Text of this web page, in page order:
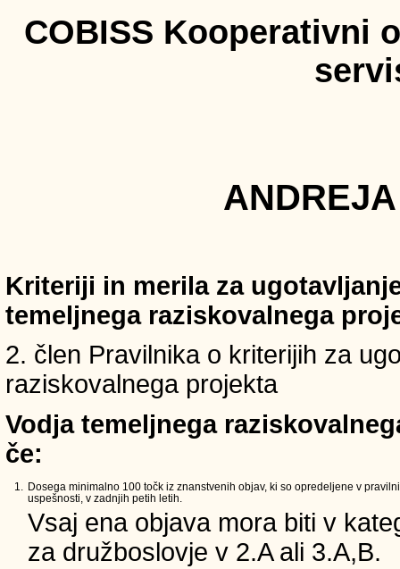
COBISS Kooperativni
Kriteriji in merila za
temeljnega raziskovalnega
2. člen Pravilnika o kriterijih za
raziskovalnega projekta
Vodja temeljnega
če:
1. Dosega minimalno 100 točk iz znanstvenih objav, ki so opredeljene v
uspešnosti, v zadnjih petih letih.
Vsaj ena objava mora biti v
za družboslovje v 2.A ali 3.A,B.